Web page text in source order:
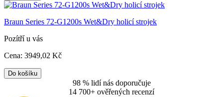
Braun Series 72-G1200s Wet&Dry holicí strojek
Pozítří u vás
Cena: 3949,02 Kč
Do košíku
98 % lidí nás doporučuje
14 700+ ověřených recenzí